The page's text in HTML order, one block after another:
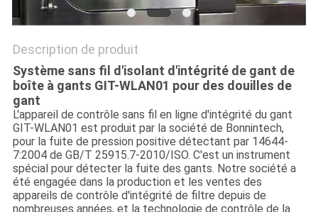
Description de produit
Système sans fil d'isolant d'intégrité de gant de
boîte à gants GIT-WLAN01 pour des douilles de
gant
L'appareil de contrôle sans fil en ligne d'intégrité du gant
GIT-WLAN01 est produit par la société de Bonnintech,
pour la fuite de pression positive détectant par 14644-
7:2004 de GB/T 25915.7-2010/ISO. C'est un instrument
spécial pour détecter la fuite des gants. Notre société a
été engagée dans la production et les ventes des
appareils de contrôle d'intégrité de filtre depuis de
nombreuses années, et la technologie de contrôle de la